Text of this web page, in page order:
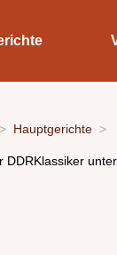
Hauptgerichte
DDRKlassiker